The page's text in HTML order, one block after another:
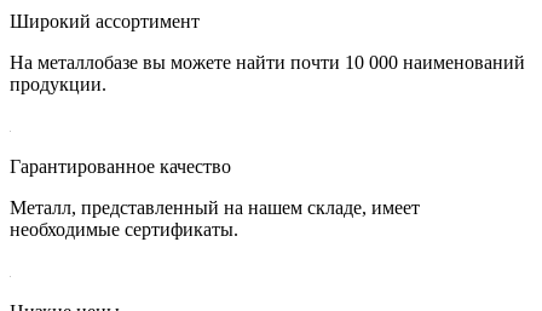
Широкий ассортимент
На металлобазе вы можете найти почти 10 000 наименований
продукции.
Гарантированное качество
Металл, представленный на нашем складе, имеет
необходимые сертификаты.